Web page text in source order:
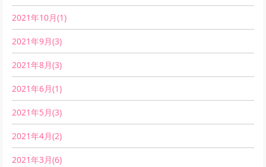
2021年10月(1)
2021年9月(3)
2021年8月(3)
2021年6月(1)
2021年5月(3)
2021年4月(2)
2021年3月(6)